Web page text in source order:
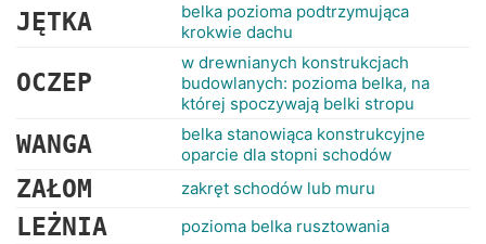
JĘTKA
belka pozioma podtrzymująca
krokwie dachu
OCZEP
w drewnianych konstrukcjach
budowlanych: pozioma belka, na
której spoczywają belki stropu
WANGA
belka stanowiąca konstrukcyjne
oparcie dla stopni schodów
ZAŁOM zakręt schodów lub muru
LEŻNIA pozioma belka rusztowania